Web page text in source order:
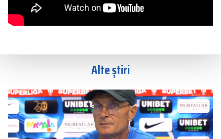
Alte știri